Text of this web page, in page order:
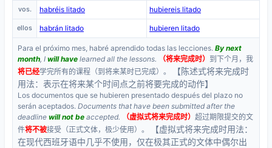
vos. habréis litado hubiereis litado
ellos habrán litado hubieren litado
Para el próximo mes, habré aprendido todas las lecciones. By next
month, I will have learned all the lessons. （将来完成时） 到下个月，我
将已经学完所有的课程（到将来某时已完成）。
【陈述式将来完成时
用法：表示在将来某个时间点之前将要完成的动作】
Los documentos que se hubieren presentado después del plazo no
serán aceptados. Documents that have been submitted after the
deadline will not be accepted. （虚拟式将来完成时） 超过期限提交的文
件将不被接受（正式文体，极少使用）。
【虚拟式将来完成时用法：
在现代西班牙语中几乎不使用，仅在极其正式的文体中偶尔出